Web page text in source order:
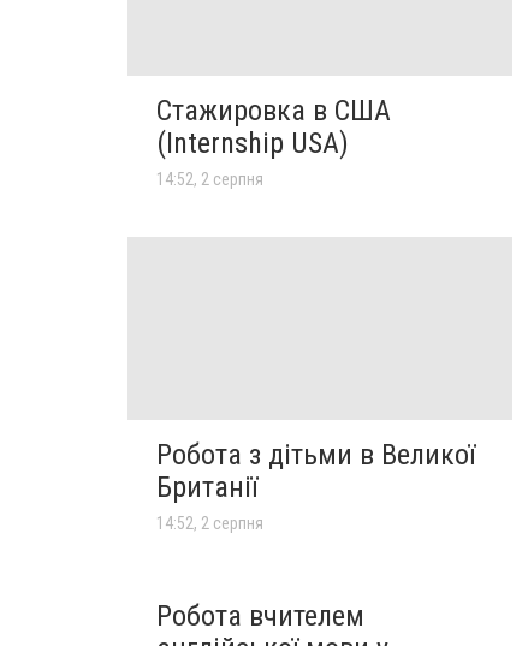
Стажировка в США
(Internship USA)
14:52, 2 серпня
Робота з дітьми в Великої
Британії
14:52, 2 серпня
Робота вчителем